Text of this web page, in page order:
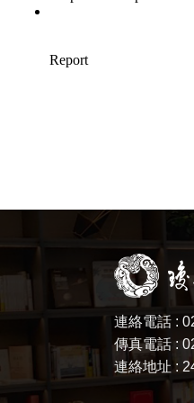
連絡電話 :
傳真電話 :
連絡地址 :